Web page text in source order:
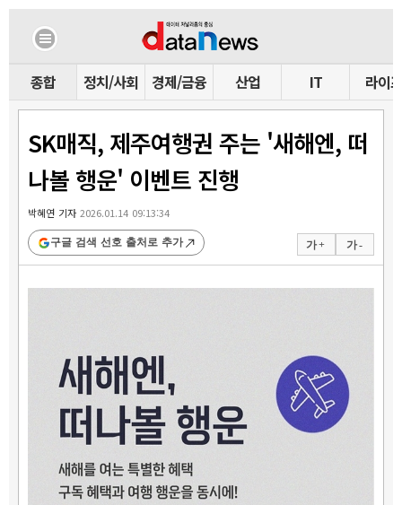
종합 정치/사회 경제/금융 산업 IT 라이프
SK매직, 제주여행권 주는 '새해엔, 떠
나볼 행운' 이벤트 진행
박혜연 기자2026.01.14 09:13:34
가 + 가 -
구글 검색 선호 출처로 추가